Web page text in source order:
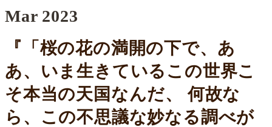
Mar 2023
『「 桜の花の満開の下で、あ
あ、いま生きているこの世界こ
そ本当の天国なんだ、 何故な
ら、この不思議な妙なる調べが